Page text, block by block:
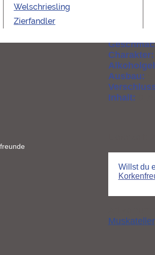
Charakter:
Ausbau:
Inhalt:
Willst du
Muskateller,
Welschriesling
Zierfandler